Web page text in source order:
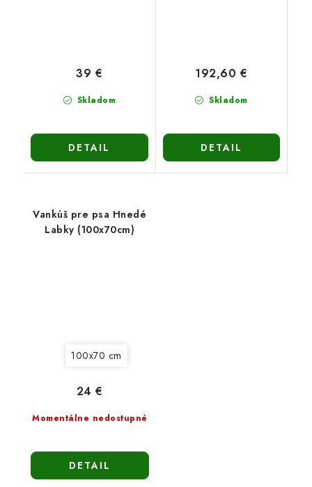
Skladom
39 €
DETAIL
Skladom
192,60 €
DETAIL
Vankúš pre psa Hnedé
Labky (100x70cm)
100x70 cm
Momentálne nedostupné
24 €
DETAIL